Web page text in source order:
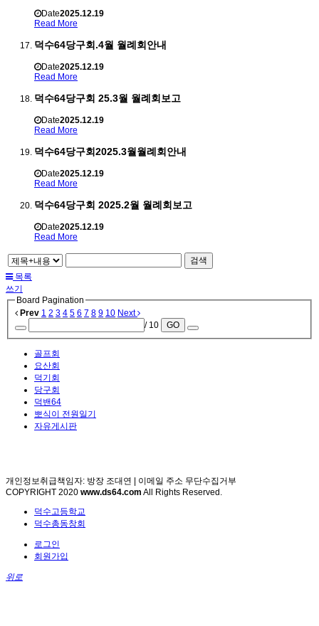
Date2025.12.19
Read More
덕수64당구회.4월 월례회안내
Date2025.12.19
Read More
덕수64당구회 25.3월 월례회보고
Date2025.12.19
Read More
덕수64당구회2025.3월월례회안내
Date2025.12.19
Read More
덕수64당구회 2025.2월 월례회보고
Date2025.12.19
Read More
검색
목록
쓰기
Board Pagination
Prev 1 2 3 4 5 6 7 8 9 10 Next
/ 10
GO
골프회
요산회
덕기회
당구회
덕밴64
뽀식이 전원일기
자유게시판
개인정보취급책임자: 방장 조대연 | 이메일 주소 무단수집거부
COPYRIGHT 2020 www.ds64.com All Rights Reserved.
덕수고등학교
덕수총동창회
로그인
회원가입
위로